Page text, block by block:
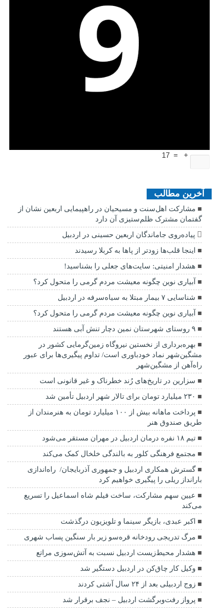
+
=
17
آخرین مطالب
مشارکت اهل‌سنت و مسیحیان در راهپیمایی اربعین نشان از
گفتمان مشترک ظلم‌ستیزی آن دارد
پیاده‌روی جاماندگان اربعین حسینی در اردبیل
اینجا قلب‌ها زودتر از پاها به کربلا رسیدند
هشدار امنیتی: سایت‌های جعلی را بشناسید!
آبیاری نوین چگونه معیشت مردم گرمی را متحول کرد؟
شناسایی ۷ بیمار مبتلا به سیاه‌سرفه در اردبیل
آبیاری نوین چگونه معیشت مردم گرمی را متحول کرد؟
۹ روستای شهرستان نمین دچار تنش آبی هستند
بهره‌برداری از نخستین نیروگاه زمین‌گرمایی کشور در
مشگین‌شهر نماد خودباوری است/ تداوم پیگیری‌ها برای عبور
راه‌آهن از مشگین‌شهر
سزارین در تاریخ‌های رُند خطرناک و غیر قانونی است
۲۳۰ میلیارد تومان برای تالار شهر اردبیل تأمین شد
پرداخت ماهانه بیش از ۱۰۰ میلیارد تومان به هنرمندان از
طریق صندوق هنر
تیم ۱۸ نفره درمان اردبیل در مهران مستقر می‌شود
مجتمع فرهنگی کلور به بالندگی خلخال کمک می‌کند
گسترش همکاری اردبیل و جمهوری آذربایجان/ راه‌اندازی
بارانداز ریلی را پیگیری خواهیم کرد
عیین سهم مشارکت، ساخت فیلم شاه‌ اسماعیل را تسریع
می‌کند
اکبر عبدی، بازیگر سینما و تلویزیون درگذشت
مرگ تدریجی رودخانه قره‌سو زیر بار سنگین پساب شهری
هشدار محیط‌زیست اردبیل نسبت به آتش‌سوزی مراتع
وکیل کار چاق‌کن در اردبیل دستگیر شد
زوج اردبیلی بعد از ۲۴ سال آشتی کردند
پرواز رفت‌وبرگشت اردبیل – نجف برقرار شد